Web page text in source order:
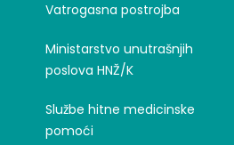
Vatrogasna postrojba
Ministarstvo unutrašnjih
poslova HNŽ/K
Službe hitne medicinske
pomoći